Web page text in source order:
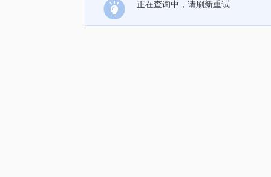
正在查询中，请刷新重试